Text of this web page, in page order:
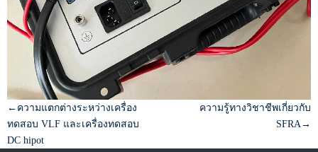
←ความแตกต่างระหว่างเครื่อง
ทดสอบ VLF และเครื่องทดสอบ
DC hipot
ความรู้ทางวิชาชีพเกี่ยวกับ
SFRA→